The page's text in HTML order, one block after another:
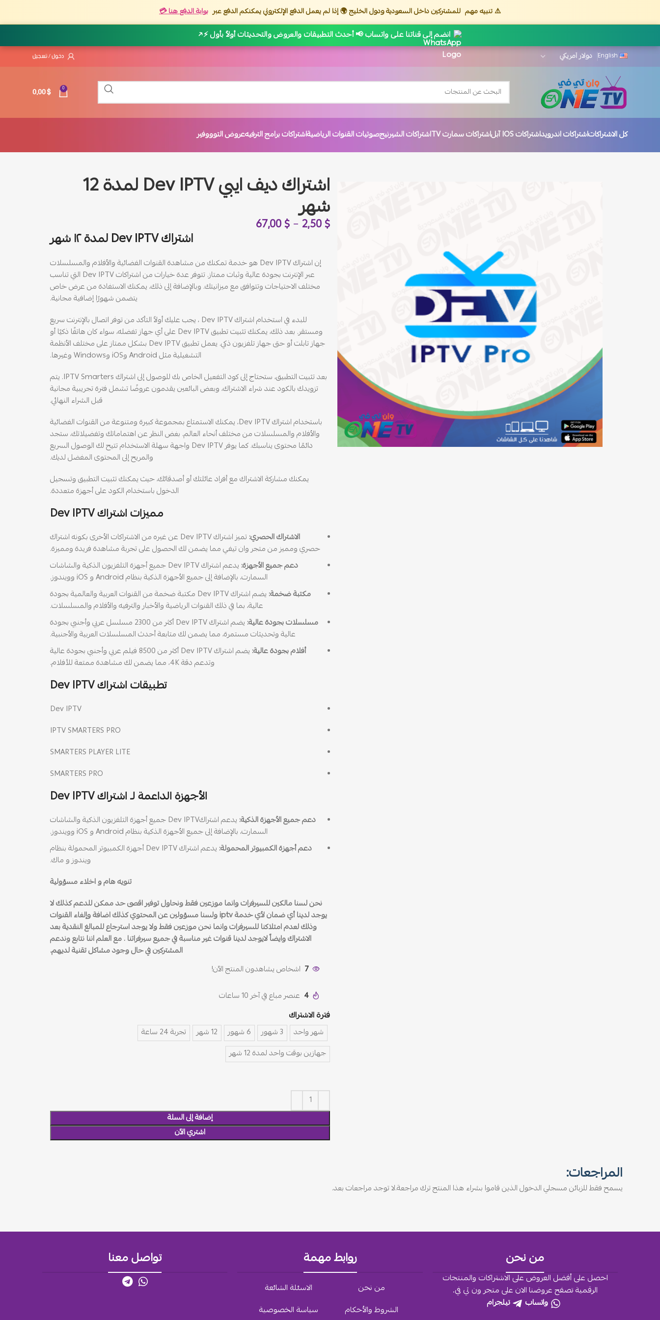
⚠️ تنبيه مهم للمشتركين داخل السعودية ودول الخليج 🌍 إذا لم يعمل الدفع الإلكتروني يمكنكم الدفع عبر بوابة الدفع هنا 💳
انضم إلى قناتنا على واتساب 📢 أحدث التطبيقات والعروض والتحديثات أولاً بأول ⚡↗
English دخول / تسجيل
0
0,00$
كل الاشتراكاتاشتراكات اندرويداشتراكات IOS آبل اشتراكات سمارت TV اشتراكات الشيرنيجصوتيات القنوات الرياضيةاشتراكات برامج الترفيهعروض التوووفير
اشتراك ديف ايبي Dev IPTV لمدة 12
شهر
2,50$
–
67,00$
اشتراك Dev IPTV لمدة ١٢ شهر
إن اشتراك Dev IPTV هو خدمة تمكنك من مشاهدة القنوات الفضائية والأفلام والمسلسلات
عبر الإنترنت بجودة عالية وثبات ممتاز. تتوفر عدة خيارات من اشتراكات Dev IPTV التي تناسب
مختلف الاحتياجات وتتوافق مع ميزانيتك. وبالإضافة إلى ذلك، يمكنك الاستفادة من عرض خاص
يتضمن شهورًا إضافية مجانية.
للبدء في استخدام اشتراك Dev IPTV ، يجب عليك أولاً التأكد من توفر اتصال بالإنترنت سريع
ومستقر. بعد ذلك، يمكنك تثبيت تطبيق Dev IPTV على أي جهاز تفضله، سواء كان هاتفًا ذكيًا أو
جهاز تابلت أو حتى جهاز تلفزيون ذكي. يعمل تطبيق Dev IPTV بشكل ممتاز على مختلف الأنظمة
التشغيلية مثل Android وiOS وWindows وغيرها.
بعد تثبيت التطبيق، ستحتاج إلى كود التفعيل الخاص بك للوصول إلى اشتراك IPTV Smarters. يتم
تزويدك بالكود عند شراء الاشتراك، وبعض البائعين يقدمون عروضًا تشمل فترة تجريبية مجانية
قبل الشراء النهائي.
باستخدام اشتراك Dev IPTV، يمكنك الاستمتاع بمجموعة كبيرة ومتنوعة من القنوات الفضائية
والأفلام والمسلسلات من مختلف أنحاء العالم. بغض النظر عن اهتماماتك وتفضيلاتك، ستجد
دائمًا محتوى يناسبك. كما يوفر Dev IPTV واجهة سهلة الاستخدام تتيح لك الوصول السريع
والمريح إلى المحتوى المفضل لديك.
يمكنك مشاركة الاشتراك مع أفراد عائلتك أو أصدقائك، حيث يمكنك تثبيت التطبيق وتسجيل
الدخول باستخدام الكود على أجهزة متعددة.
مميزات اشتراك Dev IPTV
الاشتراك الحصري:
تميز اشتراك Dev IPTV عن غيره من الاشتراكات الأخرى بكونه اشتراك
حصري ومميز من متجر وان تيفي مما يضمن لك الحصول على تجربة مشاهدة فريدة ومميزة.
دعم جميع الأجهزة:
يدعم اشتراك Dev IPTV جميع أجهزة التلفزيون الذكية والشاشات
السمارت، بالإضافة إلى جميع الأجهزة الذكية بنظام Android و iOS وويندوز.
مكتبة ضخمة:
يضم اشتراك Dev IPTV مكتبة ضخمة من القنوات العربية والعالمية بجودة
عالية، بما في ذلك القنوات الرياضية والأخبار والترفيه والأفلام والمسلسلات.
مسلسلات بجودة عالية:
يضم اشتراك Dev IPTV أكثر من 2300 مسلسل عربي وأجنبي بجودة
عالية وتحديثات مستمرة، مما يضمن لك متابعة أحدث المسلسلات العربية والأجنبية.
أفلام بجودة عالية:
يضم اشتراك Dev IPTV أكثر من 8500 فيلم عربي وأجنبي بجودة عالية
وتدعم دقة 4K، مما يضمن لك مشاهدة ممتعة للأفلام.
تطبيقات اشتراك Dev IPTV
Dev IPTV
IPTV SMARTERS PRO
SMARTERS PLAYER LITE
SMARTERS PRO
الأجهزة الداعمة لـ اشتراك Dev IPTV
دعم جميع الأجهزة الذكية:
يدعم اشتراكDev IPTV جميع أجهزة التلفزيون الذكية والشاشات
السمارت، بالإضافة إلى جميع الأجهزة الذكية بنظام Android و iOS وويندوز.
دعم أجهزة الكمبيوتر المحمولة:
يدعم اشتراك Dev IPTV أجهزة الكمبيوتر المحمولة بنظام
ويندوز و ماك.
تنويه هام و اخلاء مسؤولية
نحن لسنا مالكين للسيرفرات وانما موزعين فقط ونحاول توفير اقصى حد ممكن للدعم كذلك لا
يوجد لدينا أي ضمان لأي خدمة iptv ولسنا مسؤولين عن المحتوي كذلك اضافة وإلغاء القنوات
وذلك لعدم امتلاكنا للسيرفرات وانما نحن موزعين فقط ولا يوجد استرجاع للمبالغ النقدية بعد
الاشتراك وايضاً لايوجد لدينا قنوات غير مناسبة في جميع سيرفراتنا . مع العلم اننا نتابع وندعم
المشتركين في حال وجود مشاكل تقنية لديهم.
7 اشخاص يشاهدون المنتج الآن!
4 عنصر مباع في آخر 10 ساعات
فترة الاشتراك
شهر واحد 3 شهور 6 شهور 12 شهر
تجربة 24 ساعة
جهازين بوقت واحد لمدة 12 شهر
إضافة إلى السلة
اشتري الآن
المراجعات:
لا توجد مراجعات بعد.يسمح فقط للزبائن مسجلي الدخول الذين قاموا بشراء هذا المنتج ترك مراجعة.
من نحن
احصل على أفضل العروض على الاشتراكات والمنتجات
الرقمية تصفح عروضنا الان على متجر ون تي في.
واتساب
تيلجرام
روابط مهمة
من نحن
الاسئلة الشائعة
الشروط والأحكام
سياسة الخصوصية
تواصل معنا